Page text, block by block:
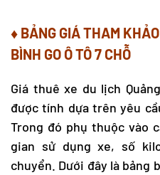
♦ BẢNG GIÁ THAM KHẢO
BÌNH GO Ô TÔ 7 CHỖ
Giá thuê xe du lịch
được tính dựa trên yêu
Trong đó phụ thuộc vào
gian sử dụng xe, số
chuyển. Dưới đây là bảng